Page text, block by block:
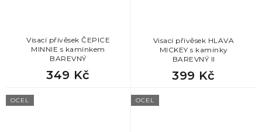
Visací přívěsek ČEPICE
MINNIE s kamínkem
BAREVNÝ
349 Kč
Visací přívěsek HLAVA
MICKEY s kamínky
BAREVNÝ II
399 Kč
OCEL OCEL